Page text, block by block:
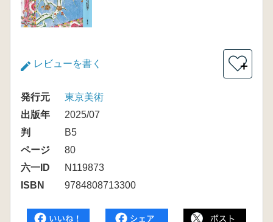
レビューを書く ＋
発行元
東京美術
出版年
2025/07
判
B5
ページ
80
六一ID
N119873
ISBN
9784808713300